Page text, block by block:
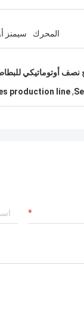
المحرك سيمنز
100 كجم/ساعة,خط إنتاج نصف
,
production line